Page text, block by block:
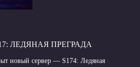
ЛЕДЯНАЯ ПРЕГРАДА
новый сервер — S174: Ледяная